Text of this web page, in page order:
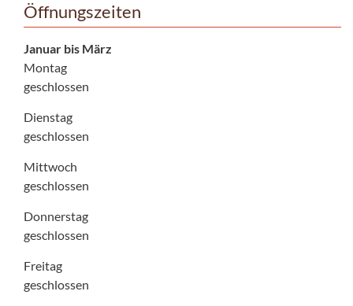
Öffnungszeiten
Januar bis März
Montag
geschlossen
Dienstag
geschlossen
Mittwoch
geschlossen
Donnerstag
geschlossen
Freitag
geschlossen